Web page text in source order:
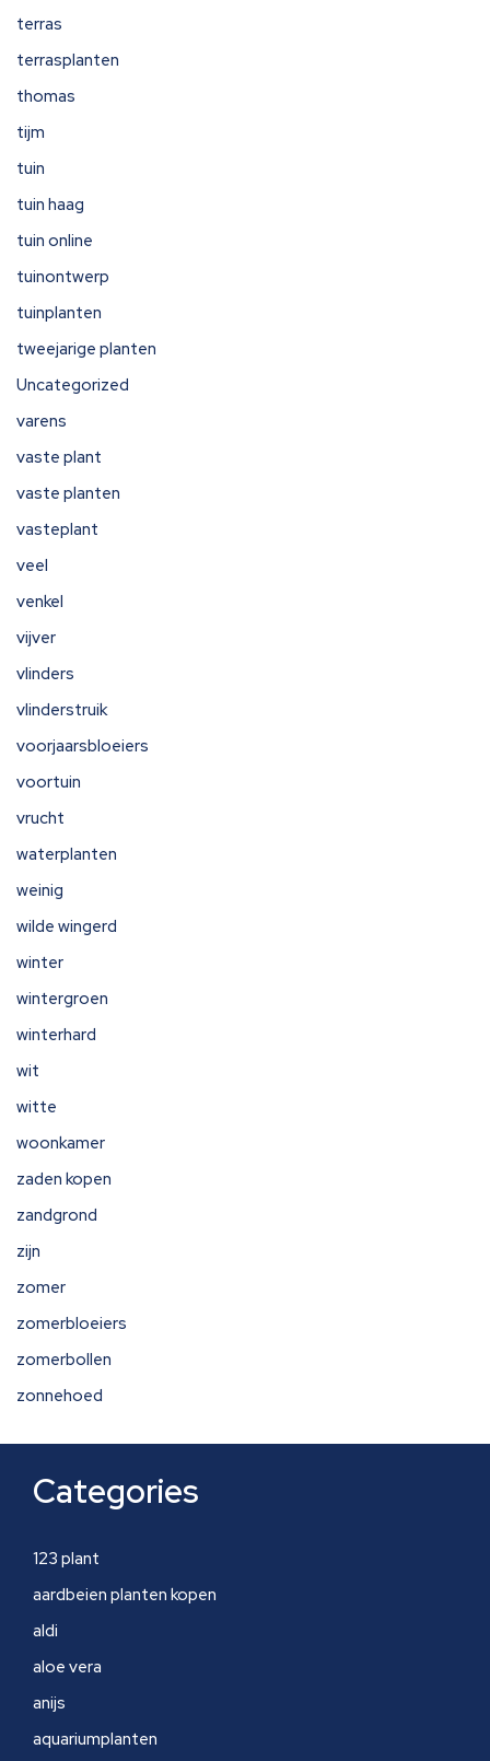
terras
terrasplanten
thomas
tijm
tuin
tuin haag
tuin online
tuinontwerp
tuinplanten
tweejarige planten
Uncategorized
varens
vaste plant
vaste planten
vasteplant
veel
venkel
vijver
vlinders
vlinderstruik
voorjaarsbloeiers
voortuin
vrucht
waterplanten
weinig
wilde wingerd
winter
wintergroen
winterhard
wit
witte
woonkamer
zaden kopen
zandgrond
zijn
zomer
zomerbloeiers
zomerbollen
zonnehoed
Categories
123 plant
aardbeien planten kopen
aldi
aloe vera
anijs
aquariumplanten